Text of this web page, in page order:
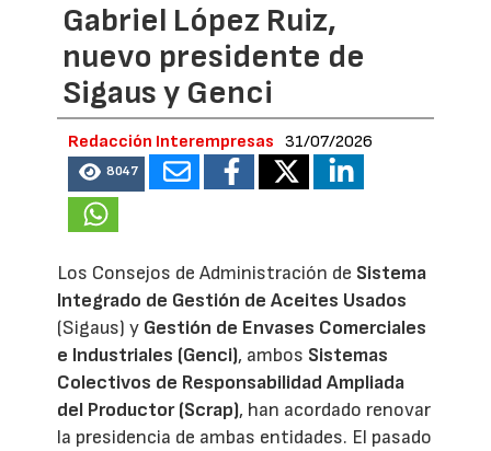
Gabriel López Ruiz,
nuevo presidente de
Sigaus y Genci
Redacción Interempresas 31/07/2026
8047
Los Consejos de Administración de Sistema
Integrado de Gestión de Aceites Usados
(Sigaus) y Gestión de Envases Comerciales
e Industriales (Genci), ambos Sistemas
Colectivos de Responsabilidad Ampliada
del Productor (Scrap), han acordado renovar
la presidencia de ambas entidades. El pasado